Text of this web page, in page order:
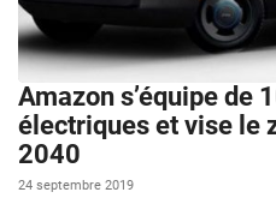
Amazon s’équipe de
électriques et vise le
2040
24 septembre 2019